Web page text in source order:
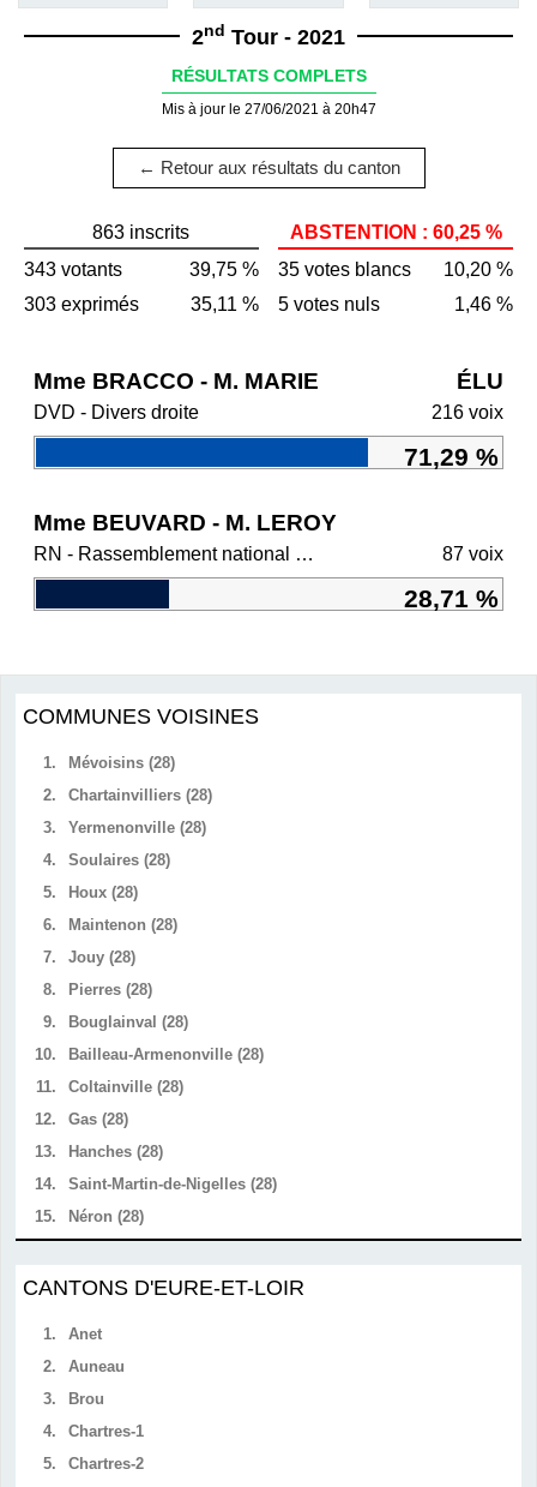
2nd Tour - 2021
RÉSULTATS COMPLETS
Mis à jour le 27/06/2021 à 20h47
← Retour aux résultats du canton
863 inscrits
343 votants
39,75 %
303 exprimés
35,11 %
ABSTENTION : 60,25 %
35 votes blancs
10,20 %
5 votes nuls
1,46 %
Mme BRACCO - M. MARIE ÉLU
DVD - Divers droite 216 voix
71,29 %
Mme BEUVARD - M. LEROY
RN - Rassemblement national et ses alliés 87 voix
28,71 %
COMMUNES VOISINES
1.
Mévoisins (28)
2.
Chartainvilliers (28)
3.
Yermenonville (28)
4.
Soulaires (28)
5.
Houx (28)
6.
Maintenon (28)
7.
Jouy (28)
8.
Pierres (28)
9.
Bouglainval (28)
10.
Bailleau-Armenonville (28)
11.
Coltainville (28)
12.
Gas (28)
13.
Hanches (28)
14.
Saint-Martin-de-Nigelles (28)
15.
Néron (28)
CANTONS D'EURE-ET-LOIR
1.
Anet
2.
Auneau
3.
Brou
4.
Chartres-1
5.
Chartres-2